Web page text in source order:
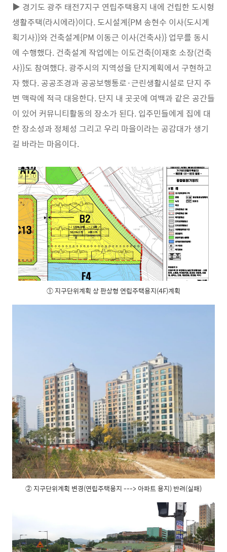
▶ 경기도 광주 태전7지구 연립주택용지 내에 건립한 도시형
생활주택(라시에라)이다. 도시설계{PM 송현수 이사(도시계
획기사)}와 건축설계{PM 이동근 이사(건축사)} 업무를 동시
에 수행했다. 건축설계 작업에는 이도건축{이재호 소장(건축
사)}도 참여했다. 광주시의 지역성을 단지계획에서 구현하고
자 했다. 공공조경과 공공보행통로·근린생활시설로 단지 주
변 맥락에 적극 대응한다. 단지 내 곳곳에 여백과 같은 공간들
이 있어 커뮤니티활동의 장소가 된다. 입주민들에게 집에 대
한 장소성과 정체성 그리고 우리 마을이라는 공감대가 생기
길 바라는 마음이다.
① 지구단위계획 상 판상형 연립주택용지(4F)계획
② 지구단위계획 변경(연립주택용지 ---> 아파트 용지) 반려(실패)